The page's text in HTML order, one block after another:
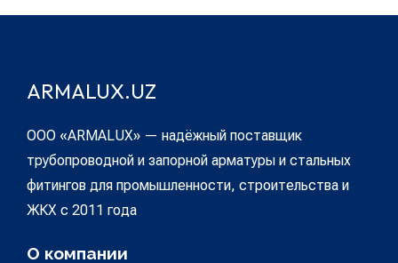
ARMALUX.UZ
ООО «ARMALUX» — надёжный поставщик
трубопроводной и запорной арматуры и стальных
фитингов для промышленности, строительства и
ЖКХ с 2011 года
О компании